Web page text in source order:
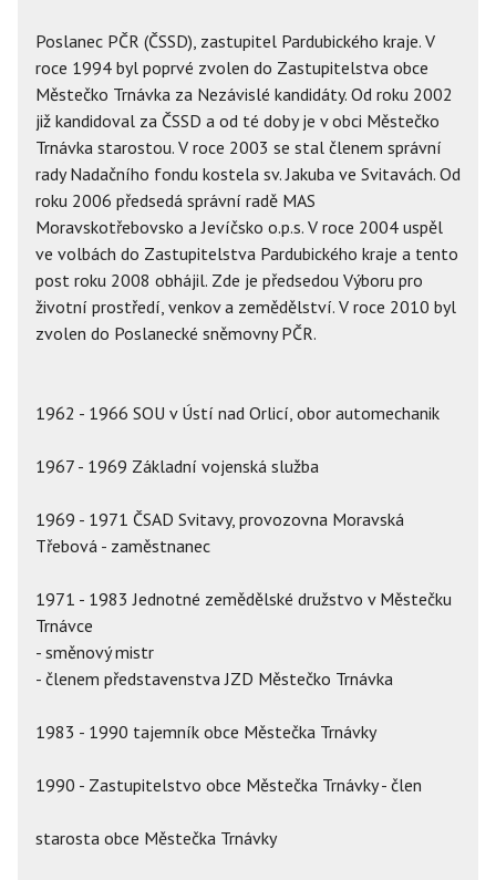
Poslanec PČR (ČSSD), zastupitel Pardubického kraje. V
roce 1994 byl poprvé zvolen do Zastupitelstva obce
Městečko Trnávka za Nezávislé kandidáty. Od roku 2002
již kandidoval za ČSSD a od té doby je v obci Městečko
Trnávka starostou. V roce 2003 se stal členem správní
rady Nadačního fondu kostela sv. Jakuba ve Svitavách. Od
roku 2006 předsedá správní radě MAS
Moravskotřebovsko a Jevíčsko o.p.s. V roce 2004 uspěl
ve volbách do Zastupitelstva Pardubického kraje a tento
post roku 2008 obhájil. Zde je předsedou Výboru pro
životní prostředí, venkov a zemědělství. V roce 2010 byl
zvolen do Poslanecké sněmovny PČR.
1962 - 1966 SOU v Ústí nad Orlicí, obor automechanik
1967 - 1969 Základní vojenská služba
1969 - 1971 ČSAD Svitavy, provozovna Moravská
Třebová - zaměstnanec
1971 - 1983 Jednotné zemědělské družstvo v Městečku
Trnávce
- směnový mistr
- členem představenstva JZD Městečko Trnávka
1983 - 1990 tajemník obce Městečka Trnávky
1990 - Zastupitelstvo obce Městečka Trnávky - člen
starosta obce Městečka Trnávky